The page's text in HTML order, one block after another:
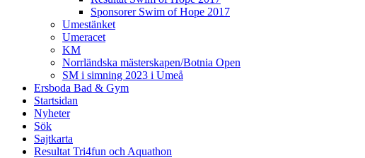
Sponsorer Swim of Hope 2017
Umestänket
Umeracet
KM
Norrländska mästerskapen/Botnia Open
SM i simning 2023 i Umeå
Ersboda Bad & Gym
Startsidan
Nyheter
Sök
Sajtkarta
Resultat Tri4fun och Aquathon